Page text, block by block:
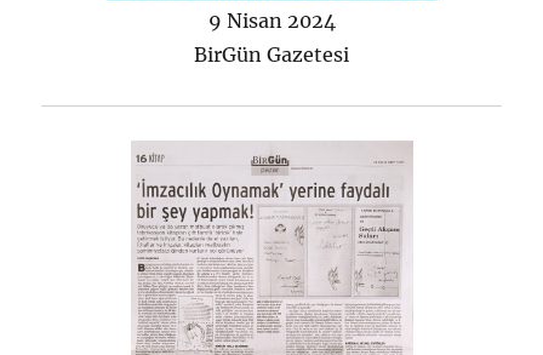
9 Nisan 2024
BirGün Gazetesi